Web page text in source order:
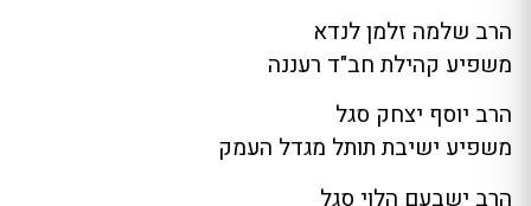
הרב שלמה זלמן לנדא
משפיע קהילת חב"ד רעננה
הרב יוסף יצחק סגל
משפיע ישיבת תותל מגדל העמק
הרב ישבעם הלוי סגל